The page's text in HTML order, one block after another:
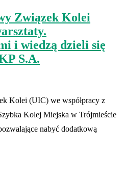
Związek Kolei
i wiedzą dzieli się
S.A.
Kolei (UIC) we współpracy z
Kolej Miejska w Trójmieście
nabyć dodatkową